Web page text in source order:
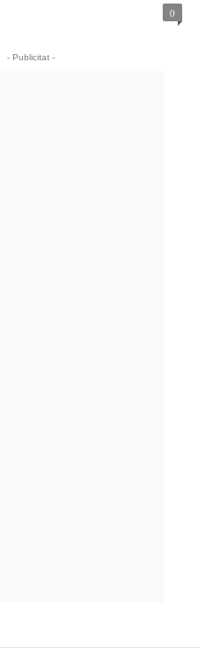
0
- Publicitat -